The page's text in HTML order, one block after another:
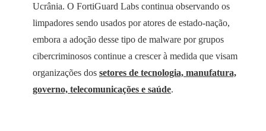
Ucrânia. O FortiGuard Labs continua observando os
limpadores sendo usados ​​por atores de estado-nação,
embora a adoção desse tipo de malware por grupos
cibercriminosos continue a crescer à medida que visam
organizações dos setores de tecnologia, manufatura,
governo, telecomunicações e saúde.